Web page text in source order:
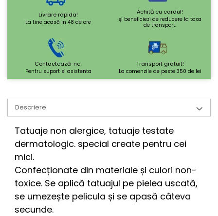
Livrare rapida!
La tine acasă in 48 de ore
Achită cu cardul!
şi beneficiezi de reducere la taxa
de transport.
Contactează-ne!
Pentru suport si asistenta
Transport gratuit!
La comenzile de peste 350 de lei
Descriere
Tatuaje non alergice, tatuaje testate
dermatologic. special create pentru cei
mici.
Confecționate din materiale și culori non-
toxice. Se aplică tatuajul pe pielea uscată,
se umezește pelicula și se apasă câteva
secunde.